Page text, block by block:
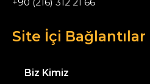
Site İçi Bağlantılar
Biz Kimiz